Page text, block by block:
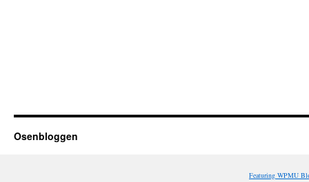
Osenbloggen
Featuring WPMU